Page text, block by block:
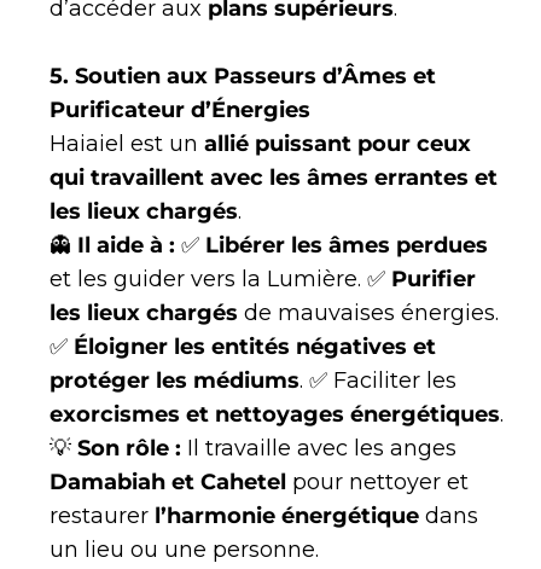
d’accéder aux plans supérieurs.
5. Soutien aux Passeurs d’Âmes et
Purificateur d’Énergies
Haiaiel est un allié puissant pour ceux
qui travaillent avec les âmes errantes et
les lieux chargés.
👻 Il aide à : ✅ Libérer les âmes perdues
et les guider vers la Lumière. ✅ Purifier
les lieux chargés de mauvaises énergies.
✅ Éloigner les entités négatives et
protéger les médiums. ✅ Faciliter les
exorcismes et nettoyages énergétiques.
💡 Son rôle : Il travaille avec les anges
Damabiah et Cahetel pour nettoyer et
restaurer l’harmonie énergétique dans
un lieu ou une personne.